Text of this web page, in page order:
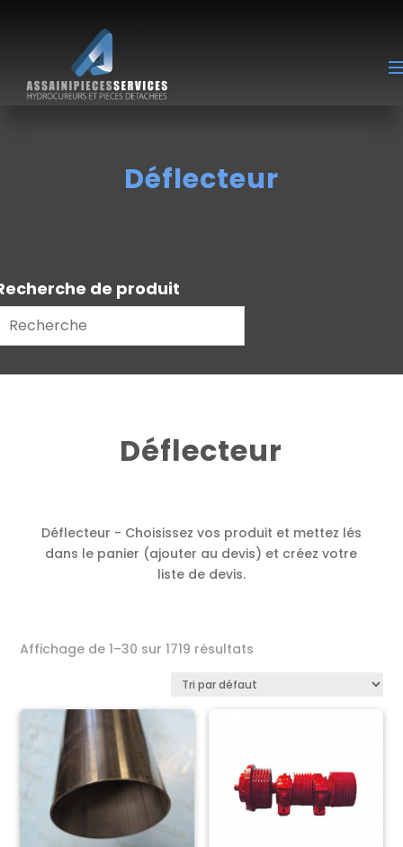
Déflecteur
de produit
Déflecteur
Déflecteur - Choisissez vos produit et mettez lés
dans le panier (ajouter au devis) et créez votre
liste de devis.
Affichage de 1–30 sur 1719 résultats